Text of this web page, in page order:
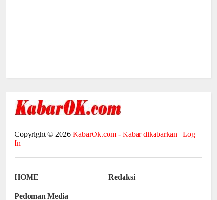
Copyright © 2026KabarOk.com - Kabar dikabarkan |Log
In
HOME Redaksi
Pedoman Media